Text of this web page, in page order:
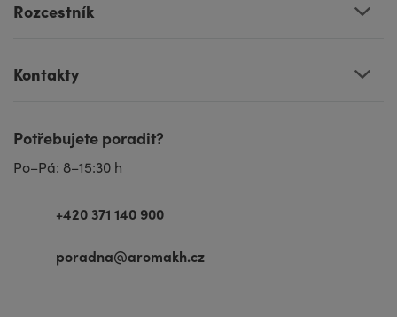
Rozcestník
Kontakty
Potřebujete poradit?
Po–Pá: 8–15:30 h
+420 371 140 900
poradna@aromakh.cz